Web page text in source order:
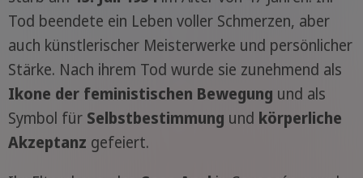
Tod beendete ein Leben voller Schmerzen, aber
auch künstlerischer Meisterwerke und persönlicher
Stärke. Nach ihrem Tod wurde sie zunehmend als
Ikone der feministischen Bewegung und als
Symbol für Selbstbestimmung und körperliche
Akzeptanz gefeiert.